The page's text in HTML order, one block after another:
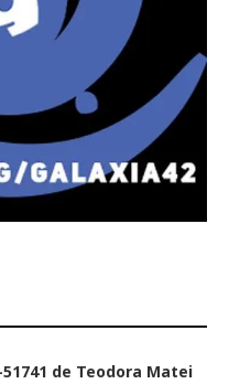
51741 de Teodora Matei